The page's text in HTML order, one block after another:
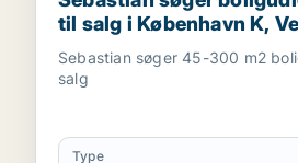
til salg i København K,
Frederiksberg m.fl.
Sebastian søger 45-300 m2
salg
Type